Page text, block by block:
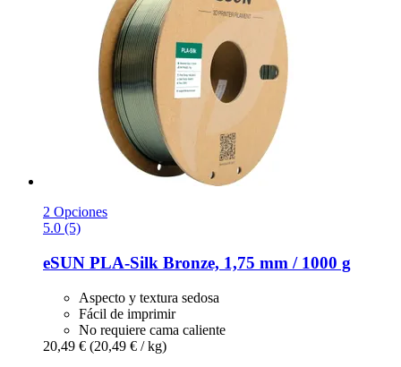
2 Opciones
5.0 (5)
eSUN PLA-​Silk Bronze, 1,75 mm / 1000 g
Aspecto y textura sedosa
Fácil de imprimir
No requiere cama caliente
20,49 € (20,49 € / kg)